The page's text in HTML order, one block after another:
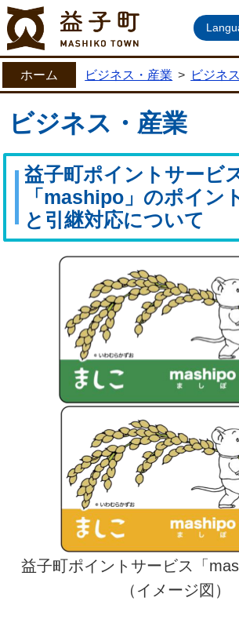
益子町ホームペ
ホーム ビジネス・産業 > ビジネ
ビジネス・産業
益子町ポイントサービ
「mashipo」のポイン
と引継対応について
益子町ポイントサービス「
（イメージ図）